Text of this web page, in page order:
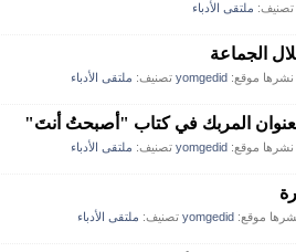
تصنيف: ملتقى الأدباء
الجماعة
نشرها موقع: yomgedid تصنيف: ملتقى الأدباء
المربك في كتاب "أصبحتُ أنتَ"
نشرها موقع: yomgedid تصنيف: ملتقى الأدباء
موقع: yomgedid تصنيف: ملتقى الأدباء